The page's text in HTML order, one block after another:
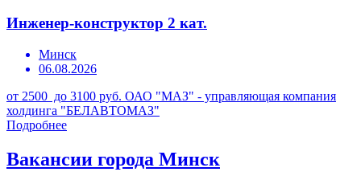
Инженер-конструктор 2 кат.
Минск
06.08.2026
от 2500 до 3100 руб. ОАО "МАЗ" - управляющая компания
холдинга "БЕЛАВТОМАЗ"
Подробнее
Вакансии города Минск